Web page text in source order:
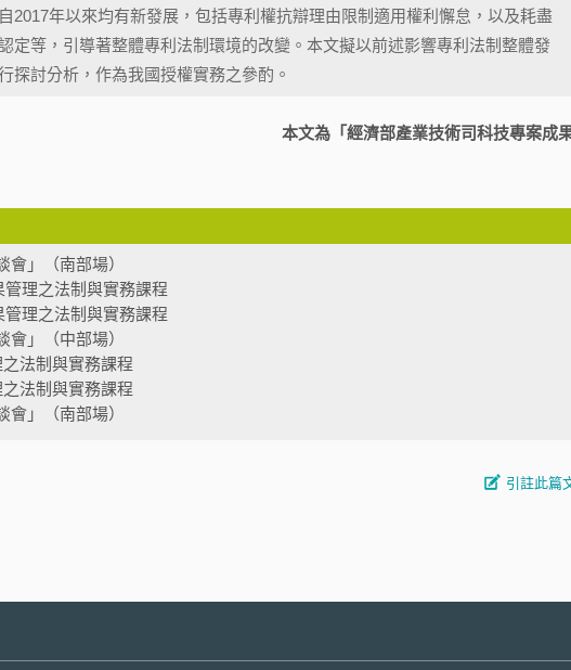
2017年以來均有新發展，包括專利權抗辯理由限制適用權利懈怠，以及耗盡
定等，引導著整體專利法制環境的改變。本文擬以前述影響專利法制整體發
探討分析，作為我國授權實務之參酌。
本文為「經濟部產業技術司科技專案成
」（南部場）
管理之法制與實務課程
管理之法制與實務課程
」（中部場）
之法制與實務課程
之法制與實務課程
」（南部場）
引註此篇